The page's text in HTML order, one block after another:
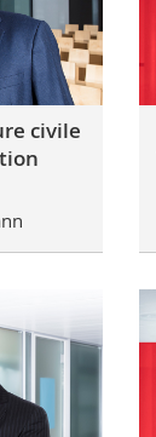
civile